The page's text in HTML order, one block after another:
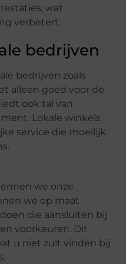
wat
verbetert.
bedrijven
bedrijven zoals
alleen goed voor de
ook tal van
Lokale winkels
service die moeilijk
we onze
we op maat
die aansluiten bij
voorkeuren. Dit
u niet zult vinden bij